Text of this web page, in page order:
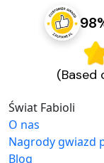
(Based
Świat Fabioli
O nas
Nagrody gwiazd
Blog